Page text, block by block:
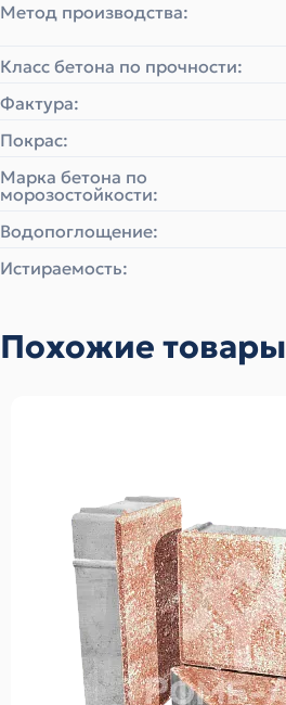
Метод производства:
Класс бетона по прочности:
Фактура:
Покрас:
Марка бетона по
морозостойкости:
Водопоглощение:
Истираемость:
Похожие товары